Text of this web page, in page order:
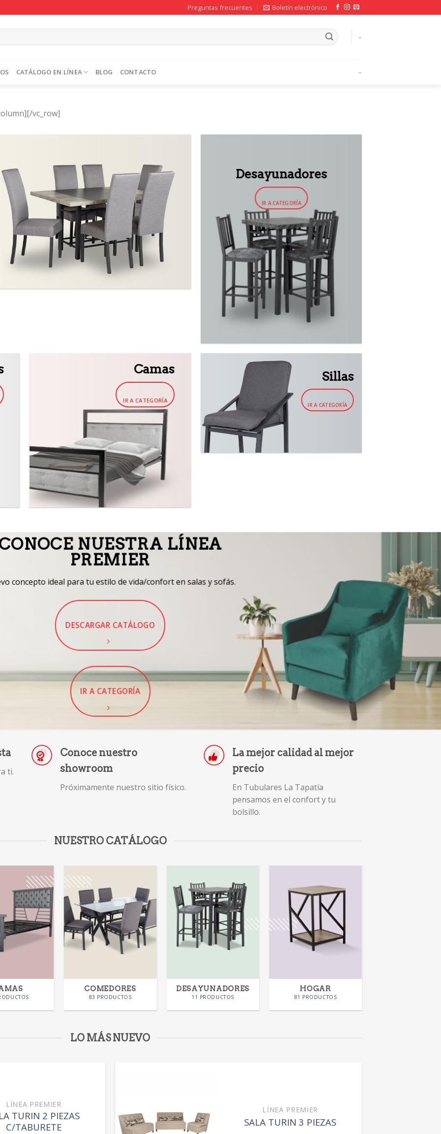
Preguntas frecuentes Boletín electrónico
-
CATÁLOGO EN LÍNEA BLOG CONTACTO -
vc_row]
Desayunadores
IR A CATEGORÍA
Camas
IR A CATEGORÍA
Sillas
IR A CATEGORÍA
NUESTRA LÍNEA
PREMIER
concepto ideal para tu estilo de vida/confort en salas y sofás.
DESCARGAR CATÁLOGO
IR A CATEGORÍA
ti.
Conoce nuestro
showroom
Próximamente nuestro sitio físico.
La mejor calidad al mejor
precio
En Tubulares La Tapatía
pensamos en el confort y tu
bolsillo.
NUESTRO CATÁLOGO
COMEDORES
83 PRODUCTOS
DESAYUNADORES
11 PRODUCTOS
HOGAR
81 PRODUCTOS
LO MÁS NUEVO
LÍNEA PREMIER
TURIN 2 PIEZAS
C/TABURETE
LÍNEA PREMIER
SALA TURIN 3 PIEZAS